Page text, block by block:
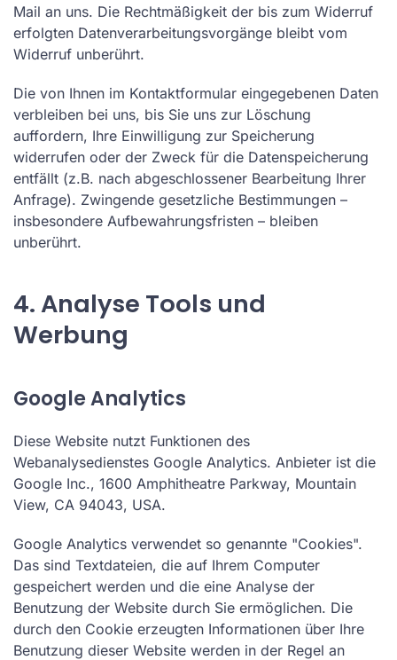
Mail an uns. Die Rechtmäßigkeit der bis zum Widerruf
erfolgten Datenverarbeitungsvorgänge bleibt vom
Widerruf unberührt.
Die von Ihnen im Kontaktformular eingegebenen Daten
verbleiben bei uns, bis Sie uns zur Löschung
auffordern, Ihre Einwilligung zur Speicherung
widerrufen oder der Zweck für die Datenspeicherung
entfällt (z.B. nach abgeschlossener Bearbeitung Ihrer
Anfrage). Zwingende gesetzliche Bestimmungen –
insbesondere Aufbewahrungsfristen – bleiben
unberührt.
4. Analyse Tools und
Werbung
Google Analytics
Diese Website nutzt Funktionen des
Webanalysedienstes Google Analytics. Anbieter ist die
Google Inc., 1600 Amphitheatre Parkway, Mountain
View, CA 94043, USA.
Google Analytics verwendet so genannte "Cookies".
Das sind Textdateien, die auf Ihrem Computer
gespeichert werden und die eine Analyse der
Benutzung der Website durch Sie ermöglichen. Die
durch den Cookie erzeugten Informationen über Ihre
Benutzung dieser Website werden in der Regel an